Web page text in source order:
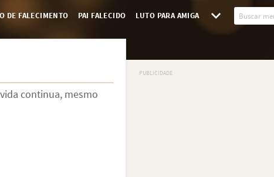
DE FALECIMENTO PAI FALECIDO LUTO PARA AMIGA
continua, mesmo